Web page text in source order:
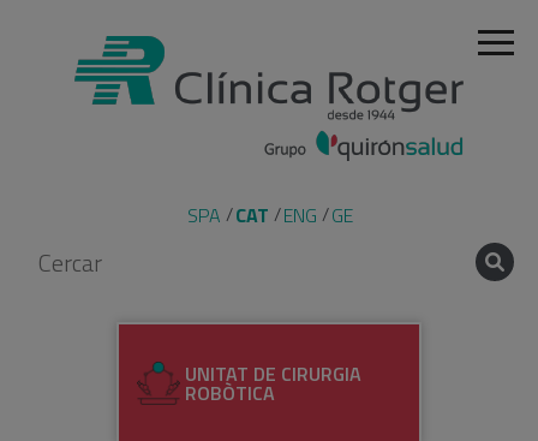
SPA CAT ENG GE
UNITAT DE CIRURGIA
ROBÒTICA